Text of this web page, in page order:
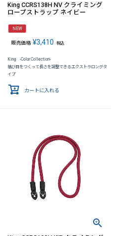
King CCRS138H NV クライミング
ロープストラップ ネイビー
NEW
販売価格 ¥3,410 税込
King -Color Collection-
結び目をつくって長さを調整できるエクストラロングタ
イプ
カートに入れる